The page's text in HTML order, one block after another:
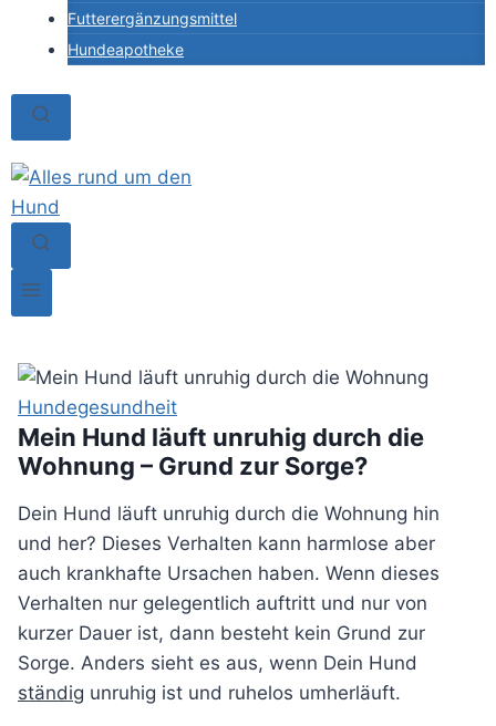
Futterergänzungsmittel
Hundeapotheke
Hundegesundheit
Mein Hund läuft unruhig durch die
Wohnung – Grund zur Sorge?
Dein Hund läuft unruhig durch die Wohnung hin
und her? Dieses Verhalten kann harmlose aber
auch krankhafte Ursachen haben. Wenn dieses
Verhalten nur gelegentlich auftritt und nur von
kurzer Dauer ist, dann besteht kein Grund zur
Sorge. Anders sieht es aus, wenn Dein Hund
ständig unruhig ist und ruhelos umherläuft.